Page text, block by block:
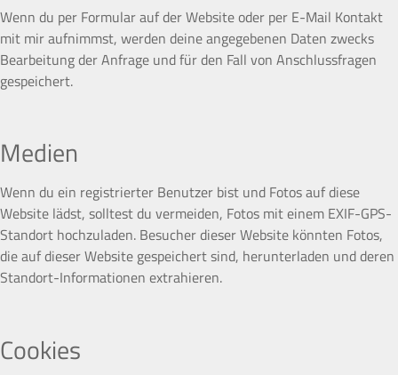
Wenn du per Formular auf der Website oder per E-Mail Kontakt
mit mir aufnimmst, werden deine angegebenen Daten zwecks
Bearbeitung der Anfrage und für den Fall von Anschlussfragen
gespeichert.
Medien
Wenn du ein registrierter Benutzer bist und Fotos auf diese
Website lädst, solltest du vermeiden, Fotos mit einem EXIF-GPS-
Standort hochzuladen. Besucher dieser Website könnten Fotos,
die auf dieser Website gespeichert sind, herunterladen und deren
Standort-Informationen extrahieren.
Cookies